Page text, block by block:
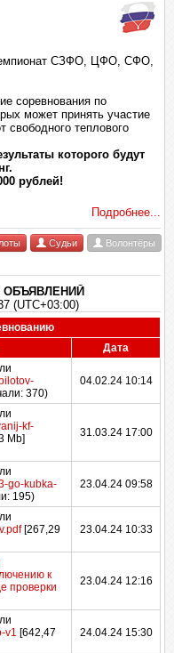
СЗФО, ЦФО, СФО,
соревнования по
может принять участие
теплового
которого будут
рублей!
Подробнее...
Судьи
Волонтёры
ОБЪЯВЛЕНИЙ
(UTC+03:00)
Дата
370)
04.02.24 10:14
kf-
Mb]
31.03.24 17:00
go-kubka-
195)
23.04.24 09:58
[267,29
23.04.24 10:33
к
проверки
23.04.24 12:16
v1 [642,47
24.04.24 15:30